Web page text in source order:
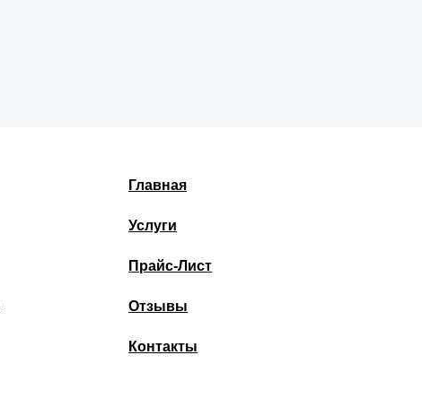
Главная
Услуги
Прайс-Лист
Отзывы
Контакты